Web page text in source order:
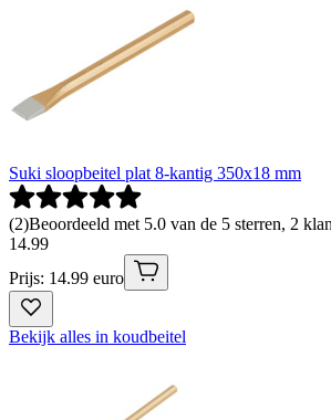
Suki sloopbeitel plat 8-kantig 350x18 mm
(2)Beoordeeld met 5.0 van de 5 sterren, 2
14.99
Prijs: 14.99 euro
Bekijk alles in koudbeitel